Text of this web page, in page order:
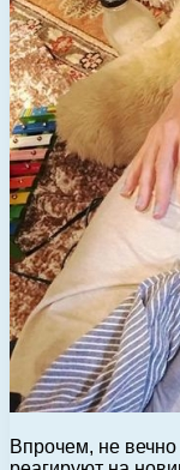
Впрочем, не